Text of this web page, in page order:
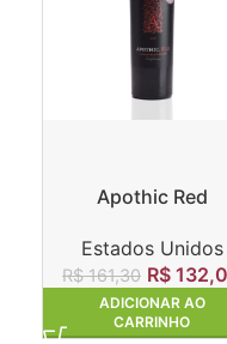
Apothic Red
Estados Unidos
R$161,30 R$
ADICIONAR AO
CARRINHO